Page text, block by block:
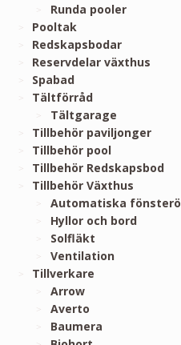
Runda pooler
Pooltak
Redskapsbodar
Reservdelar växthus
Spabad
Tältförråd
Tältgarage
Tillbehör paviljonger
Tillbehör pool
Tillbehör Redskapsbod
Tillbehör Växthus
Automatiska
Hyllor och bord
Solfläkt
Ventilation
Tillverkare
Arrow
Averto
Baumera